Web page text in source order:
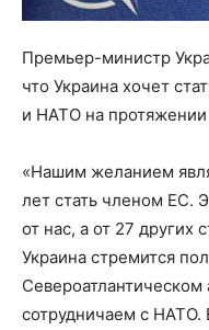
Премьер-министр
что Украина хочет
и НАТО на протяжении
«Нашим желанием
лет стать членом ЕС.
от нас, а от 27 других
Украина стремится
сотрудничаем с НАТО.